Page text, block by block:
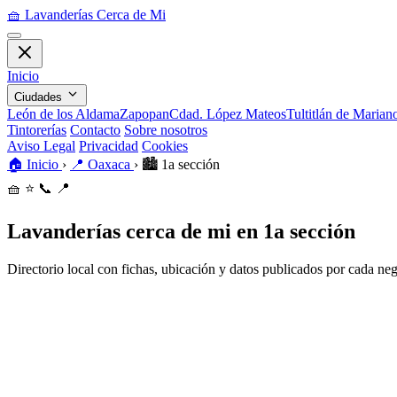
🧺 Lavanderías Cerca de Mi
Inicio
Ciudades
León de los AldamaZapopanCdad. López MateosTultitlán de
Tintorerías Contacto Sobre nosotros
Aviso Legal Privacidad Cookies
🏠 Inicio › 📍 Oaxaca › 🏙️ 1a sección
🧺 ⭐ 📞 📍
Lavanderías cerca de mi en 1a sección
Directorio local con fichas, ubicación y datos publicados por cada